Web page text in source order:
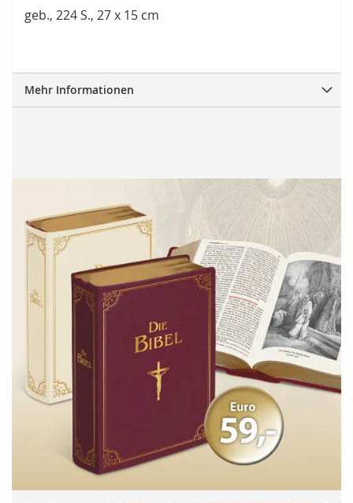
geb., 224 S., 27 x 15 cm
Mehr Informationen